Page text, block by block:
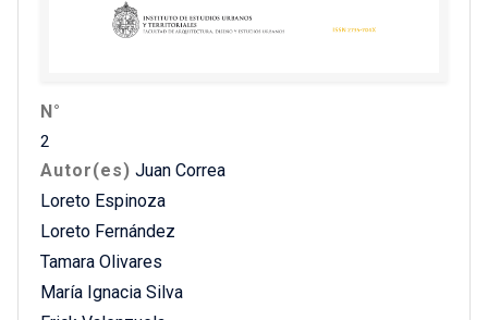
N°
2
Autor(es) Juan Correa
Loreto Espinoza
Loreto Fernández
Tamara Olivares
María Ignacia Silva